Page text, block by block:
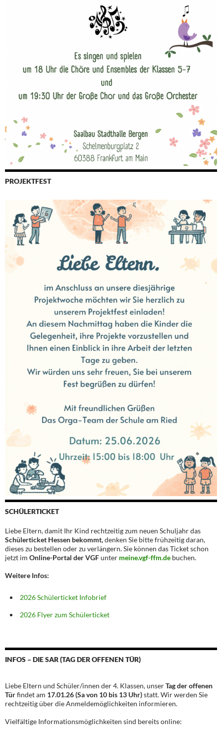
PROJEKTFEST
SCHÜLERTICKET
Liebe Eltern, damit Ihr Kind rechtzeitig zum neuen Schuljahr das
Schülerticket Hessen bekommt,denken Sie bitte frühzeitig daran,
dieses zu bestellen oder zu verlängern. Sie können das Ticket schon
jetzt im Online-Portal der VGFunter meine.vgf-ffm.de buchen.
Weitere Infos:
2026 Schülerticket Infobrief
2026 Flyer zum Schülerticket
INFOS – DIE SAR (TAG DER OFFENEN TÜR)
Liebe Eltern und Schüler/innen der 4. Klassen, unserTag der offenen
Türfindet am 17.01.26 (Sa von 10 bis 13 Uhr)statt. Wir werden Sie
rechtzeitig über die Anmeldemöglichkeiten informieren.
Vielfältige Informationsmöglichkeiten sind bereits online: